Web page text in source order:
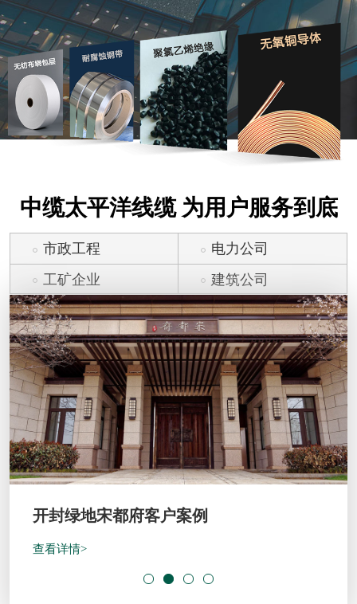
中缆太平洋线缆 为用户服务到底
市政工程
电力公司
工矿企业
建筑公司
开封绿地宋都府客户案例
查看详情>